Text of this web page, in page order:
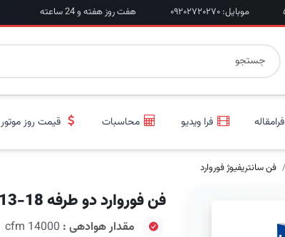
موبایل: ۰۹۲۰۲۷۲۰۲۷۰ هفت روز هفته و 24 ساعته
فرامقاله فرا ویدیو محاسبات قیمت روز موتور
فن سانتریفیوژ فوروارد
فن فوروارد دو طرفه 18-13 الساموتور
مقدار هوادهی :